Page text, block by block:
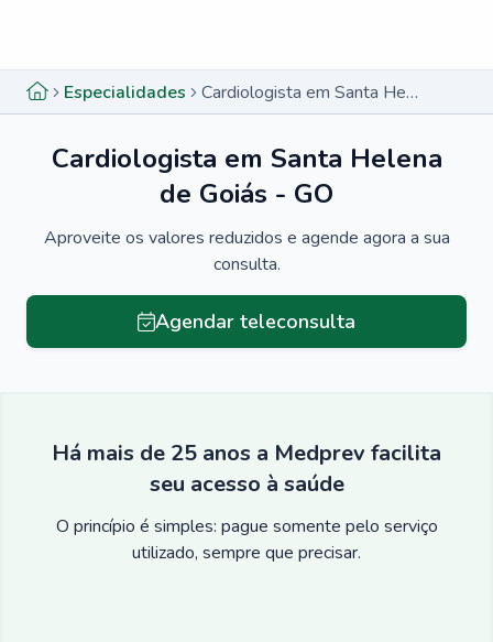
Especialidades Cardiologista em Santa Helena de Goiás - GO
Cardiologista em Santa Helena
de Goiás - GO
Aproveite os valores reduzidos e agende agora a sua
consulta.
Agendar teleconsulta
Há mais de 25 anos a Medprev facilita
seu acesso à saúde
O princípio é simples: pague somente pelo serviço
utilizado, sempre que precisar.